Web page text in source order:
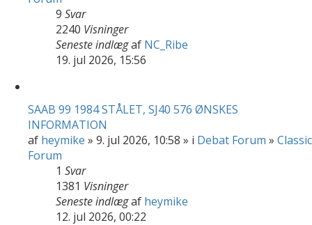
9 Svar
2240 Visninger
Seneste indlægaf NC_Ribe
19. jul 2026, 15:56
SAAB 99 1984 STÅLET, SJ40 576 ØNSKES
INFORMATION
af heymike » 9. jul 2026, 10:58 » i Debat Forum » Classic
Forum
1 Svar
1381 Visninger
Seneste indlægaf heymike
12. jul 2026, 00:22